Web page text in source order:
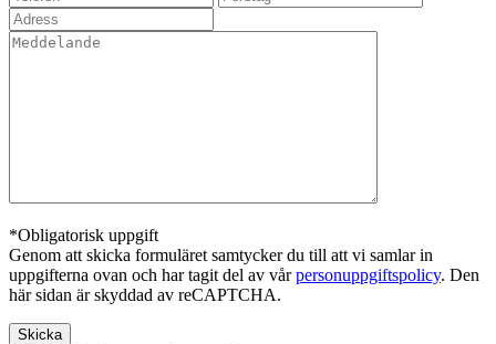
*Obligatorisk uppgift
Genom att skicka formuläret samtycker du till att vi samlar in
uppgifterna ovan och har tagit del av vårpersonuppgiftspolicy. Den
här sidan är skyddad av reCAPTCHA.